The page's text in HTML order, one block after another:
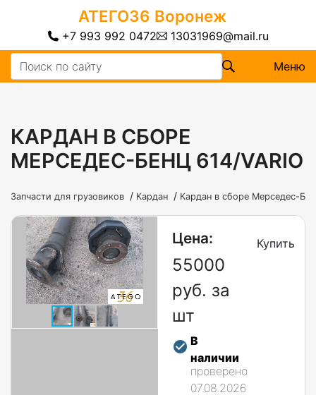
АТЕГО36 Воронеж
+7 993 992 0472 13031969@mail.ru
Меню
КАРДАН В СБОРЕ
МЕРСЕДЕС-БЕНЦ 614/VARIO
Запчасти для грузовиков / Кардан / Кардан в сборе Мерседес-
Цена:
55000
руб. за
шт
В
наличии
проверено
07.08.2026
Купить